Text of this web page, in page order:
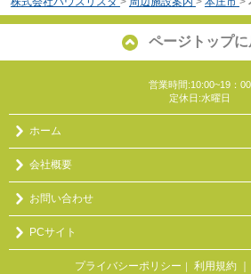
ページトップに
営業時間:10:00~19：00
定休日:水曜日
ホーム
会社概要
お問い合わせ
PCサイト
プライバシーポリシー ｜ 利用規約